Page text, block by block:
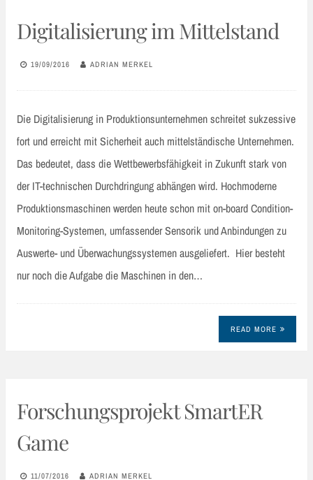
Digitalisierung im Mittelstand
19/09/2016 ADRIAN MERKEL
Die Digitalisierung in Produktionsunternehmen schreitet sukzessive
fort und erreicht mit Sicherheit auch mittelständische Unternehmen.
Das bedeutet, dass die Wettbewerbsfähigkeit in Zukunft stark von
der IT-technischen Durchdringung abhängen wird. Hochmoderne
Produktionsmaschinen werden heute schon mit on-board Condition-
Monitoring-Systemen, umfassender Sensorik und Anbindungen zu
Auswerte- und Überwachungssystemen ausgeliefert. Hier besteht
nur noch die Aufgabe die Maschinen in den…
READ MORE
Forschungsprojekt SmartER
Game
11/07/2016 ADRIAN MERKEL